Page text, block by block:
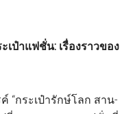
ป๋าแฟชั่น: เรื่องราวของ
“กระเป๋ารักษ์โลก สาน-